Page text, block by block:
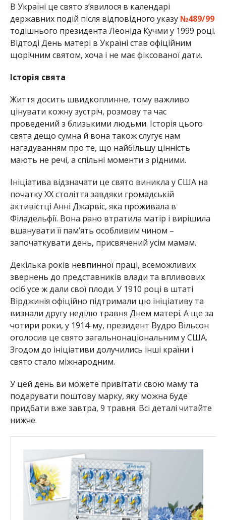
В Україні це свято з’явилося в календарі
державних подій після відповідного указу №489/99
тодішнього президента Леоніда Кучми у 1999 році.
Відтоді День матері в Україні став офіційним
щорічним святом, хоча і не має фіксованої дати.
Історія свята
Життя досить швидкоплинне, тому важливо
цінувати кожну зустріч, розмову та час
проведений з близькими людьми. Історія цього
свята дещо сумна й вона також слугує нам
нагадуванням про те, що найбільшу цінність
мають не речі, а спільні моменти з рідними.
Ініціатива відзначати це свято виникла у США на
початку ХХ століття завдяки громадській
активістці Анні Джарвіс, яка проживала в
Філадельфії. Вона рано втратила матір і вирішила
вшанувати її пам’ять особливим чином –
започаткувати день, присвячений усім мамам.
Декілька років невпинної праці, всеможливих
звернень до представників влади та впливових
осіб усе ж дали свої плоди. У 1910 році в штаті
Вірджинія офіційно підтримали цю ініціативу та
визнали другу неділю травня Днем матері. А ще за
чотири роки, у 1914-му, президент Вудро Вільсон
оголосив це свято загальнонаціональним у США.
Згодом до ініціативи долучились інші країни і
свято стало міжнародним.
У цей день ви можете привітати свою маму та
подарувати поштову марку, яку можна буде
придбати вже завтра, 9 травня. Всі деталі читайте
нижче.